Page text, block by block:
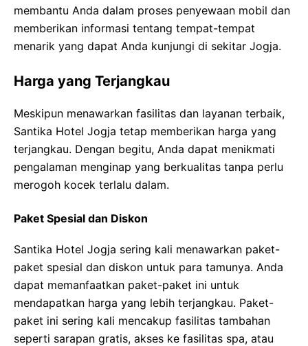
membantu Anda dalam proses penyewaan mobil dan
memberikan informasi tentang tempat-tempat
menarik yang dapat Anda kunjungi di sekitar Jogja.
Harga yang Terjangkau
Meskipun menawarkan fasilitas dan layanan terbaik,
Santika Hotel Jogja tetap memberikan harga yang
terjangkau. Dengan begitu, Anda dapat menikmati
pengalaman menginap yang berkualitas tanpa perlu
merogoh kocek terlalu dalam.
Paket Spesial dan Diskon
Santika Hotel Jogja sering kali menawarkan paket-
paket spesial dan diskon untuk para tamunya. Anda
dapat memanfaatkan paket-paket ini untuk
mendapatkan harga yang lebih terjangkau. Paket-
paket ini sering kali mencakup fasilitas tambahan
seperti sarapan gratis, akses ke fasilitas spa, atau